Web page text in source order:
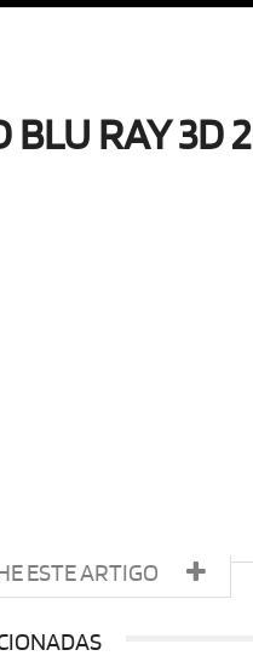
RAY 3D
ESTE ARTIGO